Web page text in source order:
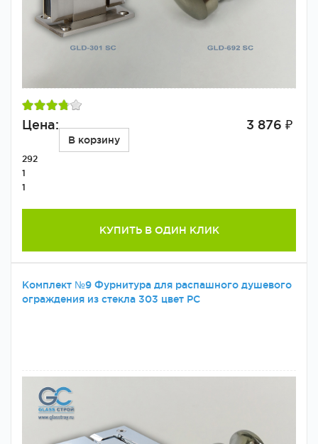
Цена: 3 876 ₽
В корзину
292
1
1
КУПИТЬ В ОДИН КЛИК
Комплект №9 Фурнитура для распашного душевого
ограждения из стекла 303 цвет PC